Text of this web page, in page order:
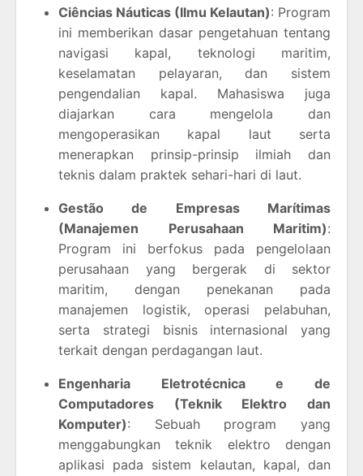
Ciências Náuticas (Ilmu Kelautan): Program
ini memberikan dasar pengetahuan tentang
navigasi kapal, teknologi maritim,
keselamatan pelayaran, dan sistem
pengendalian kapal. Mahasiswa juga
diajarkan cara mengelola dan
mengoperasikan kapal laut serta
menerapkan prinsip-prinsip ilmiah dan
teknis dalam praktek sehari-hari di laut.
Gestão de Empresas Marítimas
(Manajemen Perusahaan Maritim):
Program ini berfokus pada pengelolaan
perusahaan yang bergerak di sektor
maritim, dengan penekanan pada
manajemen logistik, operasi pelabuhan,
serta strategi bisnis internasional yang
terkait dengan perdagangan laut.
Engenharia Eletrotécnica e de
Computadores (Teknik Elektro dan
Komputer): Sebuah program yang
menggabungkan teknik elektro dengan
aplikasi pada sistem kelautan, kapal, dan